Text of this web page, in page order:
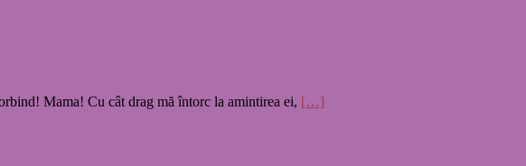
Mama! Cu cât drag mă întorc la amintirea ei, […]